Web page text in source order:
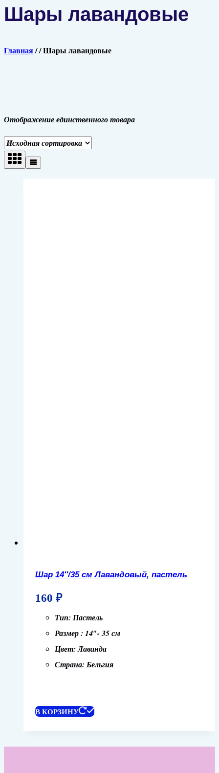
Шары лавандовые
Главная//Шары лавандовые
Отображение единственного товара
Шар 14″/35 см Лавандовый, пастель
160 ₽
Тип: Пастель
Размер : 14″- 35 см
Цвет: Лаванда
Страна: Бельгия
В КОРЗИНУ